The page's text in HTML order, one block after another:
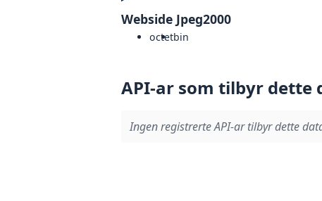
Webside Jpeg2000
octetbin
API-ar som tilbyr dette
Ingen registrerte API-ar tilbyr dette